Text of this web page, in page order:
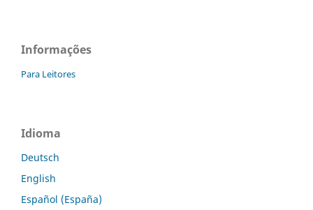
Informações
Para Leitores
Idioma
Deutsch
English
Español (España)